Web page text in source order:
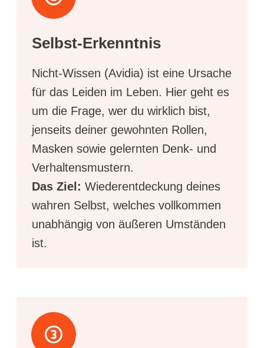
Selbst-Erkenntnis
Nicht-Wissen (Avidia) ist eine Ursache
für das Leiden im Leben. Hier geht es
um die Frage, wer du wirklich bist,
jenseits deiner gewohnten Rollen,
Masken sowie gelernten Denk- und
Verhaltensmustern.
Das Ziel: Wiederentdeckung deines
wahren Selbst, welches vollkommen
unabhängig von äußeren Umständen
ist.